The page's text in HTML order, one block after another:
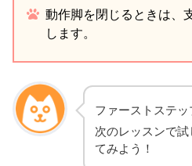
動作脚を閉じるときは、
します。
ファーストステッ
次のレッスンで
てみよう！